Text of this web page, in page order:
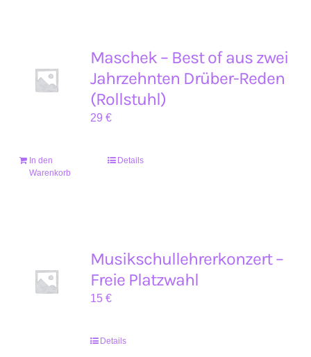
Maschek – Best of aus zwei
Jahrzehnten Drüber-Reden
(Rollstuhl)
29€
In den
Warenkorb
Details
Musikschullehrerkonzert –
Freie Platzwahl
15€
Details